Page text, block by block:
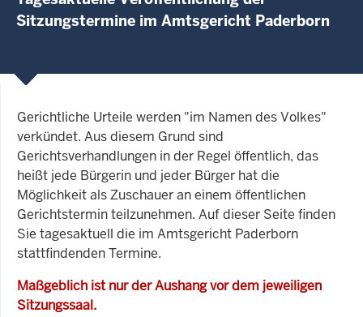
Sitzungstermine im Amtsgericht Paderborn
Gerichtliche Urteile werden "im Namen des Volkes"
verkündet. Aus diesem Grund sind
Gerichtsverhandlungen in der Regel öffentlich, das
heißt jede Bürgerin und jeder Bürger hat die
Möglichkeit als Zuschauer an einem öffentlichen
Gerichtstermin teilzunehmen. Auf dieser Seite finden
Sie tagesaktuell die im Amtsgericht Paderborn
stattfindenden Termine.
Maßgeblich ist nur der Aushang vor dem jeweiligen
Sitzungssaal.